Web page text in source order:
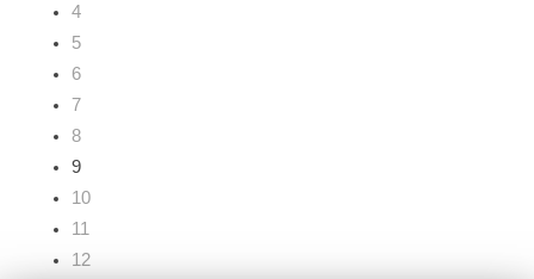
4
5
6
7
8
9
10
11
12